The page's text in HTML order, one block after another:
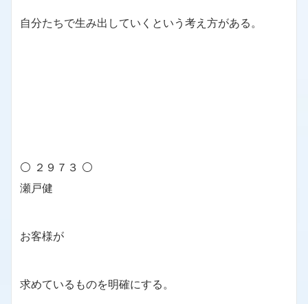
自分たちで生み出していくという考え方がある。
⚪ ２９７３ ⚪
瀬戸健
お客様が
求めているものを明確にする。